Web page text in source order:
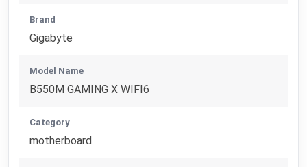
Brand
Gigabyte
Model Name
B550M GAMING X WIFI6
Category
motherboard